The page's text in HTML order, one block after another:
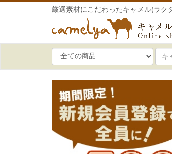
厳選素材にこだわったキャメル(ラク